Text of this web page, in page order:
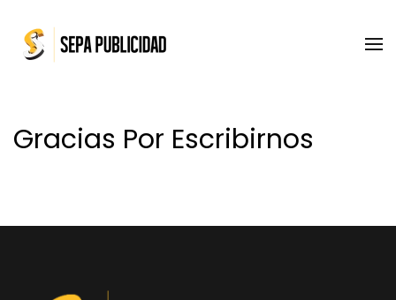
Skip to main content
Gracias Por Escribirnos